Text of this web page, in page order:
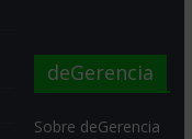
deGerencia
Sobre deGerencia